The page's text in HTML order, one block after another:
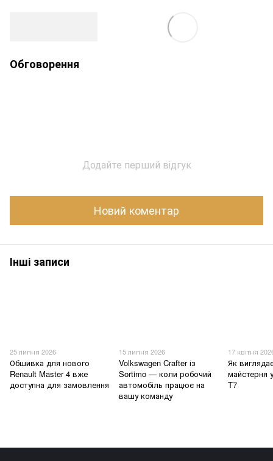
Обговорення
Додайте перший відгук
Новий коментар
Інші записи
25 липня 2026
Обшивка для нового
Renault Master 4 вже
доступна для замовлення
15 липня 2026
Volkswagen Crafter із
Sortimo — коли робочий
автомобіль працює на
вашу команду
17 квітня
Як
майстерня
T7